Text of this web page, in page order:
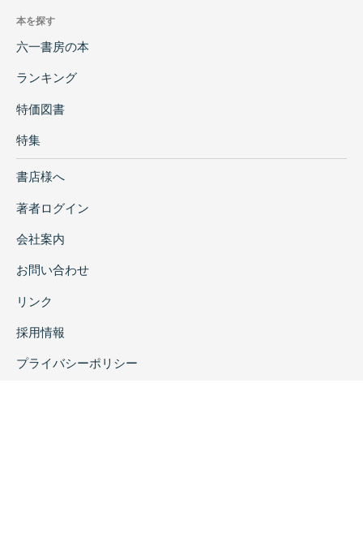
本を探す
六一書房の本
ランキング
特価図書
特集
書店様へ
著者ログイン
会社案内
お問い合わせ
リンク
採用情報
プライバシーポリシー